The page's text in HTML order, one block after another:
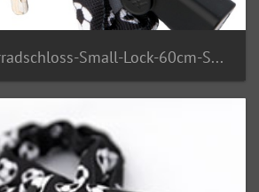
20399 Liix-Fahrradschloss-Small-Lock-60cm-Soccerball 3